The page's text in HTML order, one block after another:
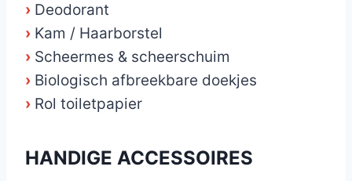
› Deodorant
› Kam / Haarborstel
› Scheermes & scheerschuim
› Biologisch afbreekbare doekjes
› Rol toiletpapier
HANDIGE ACCESSOIRES